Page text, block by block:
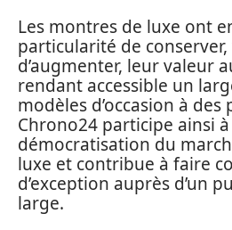
Les montres de luxe ont
particularité de
d’augmenter, leur valeur
rendant accessible un
modèles d’occasion à des
Chrono24 participe ainsi
démocratisation du
luxe et contribue à faire
d’exception auprès d’un
large.